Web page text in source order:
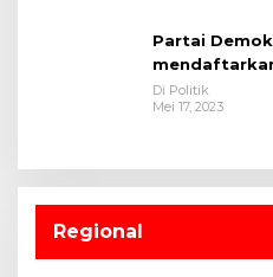
Partai
Di Politik
Mei 17, 2023
Regional